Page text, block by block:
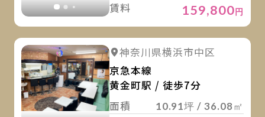
賃料 159,800円
詳細を見る 詳細を見る
神奈川県横浜市中区
京急本線
黄金町駅 / 徒歩7分
面積
10.91坪 / 36.08㎡